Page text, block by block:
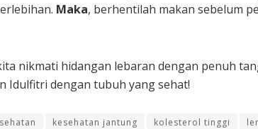
Maka, berhentilah makan sebelum
nikmati hidangan lebaran dengan penuh
Idulfitri dengan tubuh yang sehat!
kesehatan jantung kolesterol tinggi